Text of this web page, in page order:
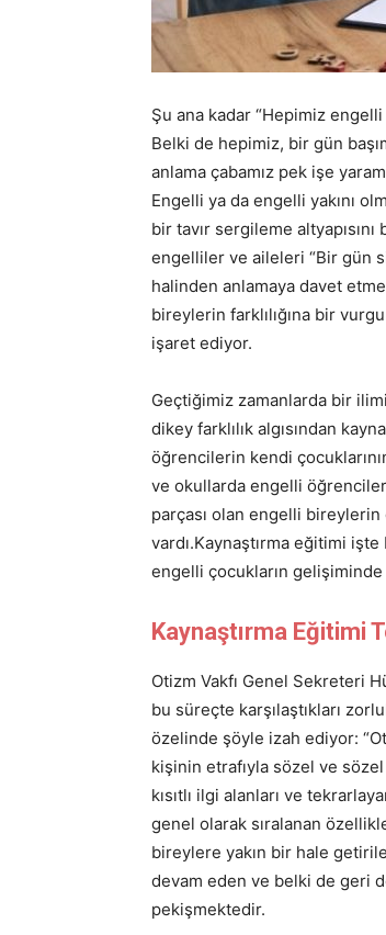
Şu ana kadar “Hepimiz
Belki de hepimiz, bir gün
anlama çabamız pek işe
Engelli ya da engelli yakını
bir tavır sergileme
engelliler ve aileleri “Bir gün
halinden anlamaya davet
bireylerin farklılığına bir
işaret ediyor.
Geçtiğimiz zamanlarda bir
dikey farklılık algısından
öğrencilerin kendi
ve okullarda engelli
parçası olan engelli
vardı.Kaynaştırma eğitimi
engelli çocukların
Kaynaştırma Eğitimi
Otizm Vakfı Genel Sekreteri
bu süreçte karşılaştıkları
özelinde şöyle izah ediyor:
kişinin etrafıyla sözel ve
kısıtlı ilgi alanları ve
genel olarak sıralanan
bireylere yakın bir hale
devam eden ve belki de geri
pekişmektedir.